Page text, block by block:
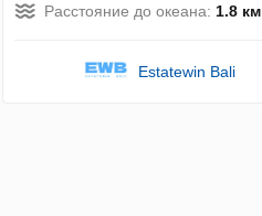
Расстояние до океана: 1.8 км
Estatewin Bali